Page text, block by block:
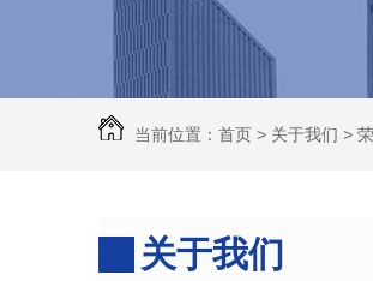
河南脉冲除尘设备
河南除尘器
当前位置： 首页 > 关于我们 >
关于我们